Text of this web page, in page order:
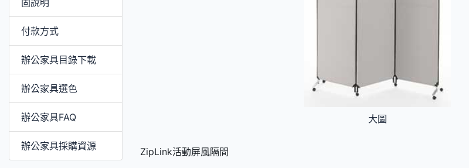
付款方式
辦公家具目錄下載
辦公家具選色
辦公家具FAQ
辦公家具採購資源
大圖
ZipLink活動屏風隔間